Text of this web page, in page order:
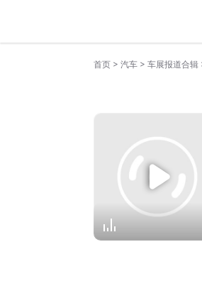
首页 > 汽车 > 车展报道合辑